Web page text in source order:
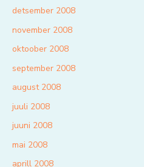
detsember 2008
november 2008
oktoober 2008
september 2008
august 2008
juuli 2008
juuni 2008
mai 2008
aprill 2008